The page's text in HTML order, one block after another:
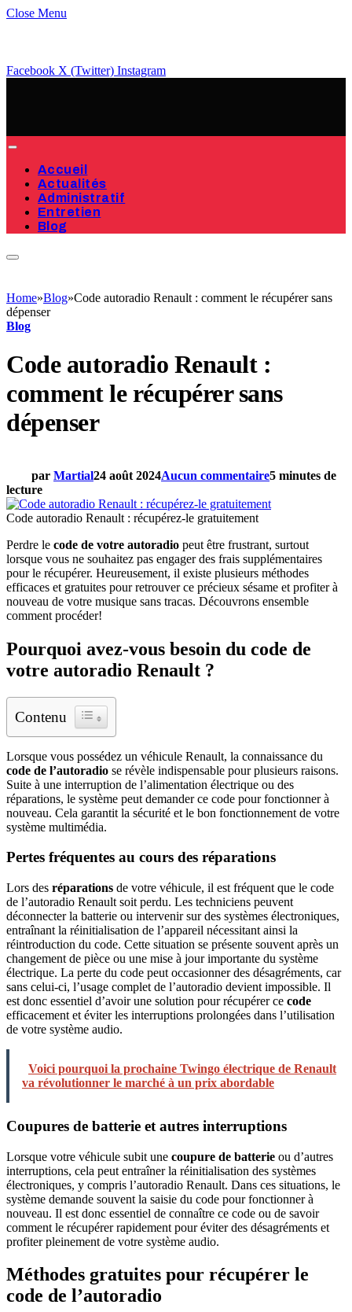
Close Menu
Facebook X (Twitter) Instagram
Accueil
Actualités
Administratif
Entretien
Blog
Home»Blog»Code autoradio Renault : comment le récupérer sans
dépenser
Blog
Code autoradio Renault :
comment le récupérer sans
dépenser
par Martial24 août 2024Aucun commentaire5 minutes de
lecture
Code autoradio Renault : récupérez-le gratuitement
Perdre le code de votre autoradio peut être frustrant, surtout
lorsque vous ne souhaitez pas engager des frais supplémentaires
pour le récupérer. Heureusement, il existe plusieurs méthodes
efficaces et gratuites pour retrouver ce précieux sésame et profiter à
nouveau de votre musique sans tracas. Découvrons ensemble
comment procéder!
Pourquoi avez-vous besoin du code de
votre autoradio Renault ?
Contenu
Lorsque vous possédez un véhicule Renault, la connaissance du
code de l’autoradio se révèle indispensable pour plusieurs raisons.
Suite à une interruption de l’alimentation électrique ou des
réparations, le système peut demander ce code pour fonctionner à
nouveau. Cela garantit la sécurité et le bon fonctionnement de votre
système multimédia.
Pertes fréquentes au cours des réparations
Lors des réparations de votre véhicule, il est fréquent que le code
de l’autoradio Renault soit perdu. Les techniciens peuvent
déconnecter la batterie ou intervenir sur des systèmes électroniques,
entraînant la réinitialisation de l’appareil nécessitant ainsi la
réintroduction du code. Cette situation se présente souvent après un
changement de pièce ou une mise à jour importante du système
électrique. La perte du code peut occasionner des désagréments, car
sans celui-ci, l’usage complet de l’autoradio devient impossible. Il
est donc essentiel d’avoir une solution pour récupérer ce code
efficacement et éviter les interruptions prolongées dans l’utilisation
de votre système audio.
Voici pourquoi la prochaine Twingo électrique de Renault
va révolutionner le marché à un prix abordable
Coupures de batterie et autres interruptions
Lorsque votre véhicule subit une coupure de batterie ou d’autres
interruptions, cela peut entraîner la réinitialisation des systèmes
électroniques, y compris l’autoradio Renault. Dans ces situations, le
système demande souvent la saisie du code pour fonctionner à
nouveau. Il est donc essentiel de connaître ce code ou de savoir
comment le récupérer rapidement pour éviter des désagréments et
profiter pleinement de votre système audio.
Méthodes gratuites pour récupérer le
code de l’autoradio